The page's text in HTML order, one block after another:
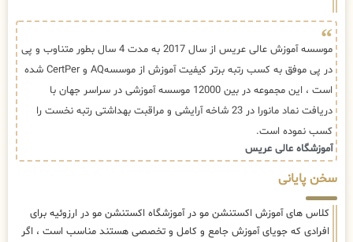
موسسه آموزش عالی عریس از سال 2017 به مدت 4 سال بطور متناوب و پی
در پی موفق به کسب رتبه برتر کیفیت آموزش از موسسهAQ و CertPer شده
است ، این مجموعه در بین 12000 موسسه آموزشی در سراسر جهان با
دریافت نماد مانورا در 23 شاخه آرایشی و مراقبت بهداشتی رتبه نخست را
کسب نموده است.
آموزشگاه عالی عریس
سخن پایانی
کلاس های آموزش اکستنشن مو در آموزشگاه اکستنشن مو در ارزوئیه برای
افرادی که جویای آموزش جامع و کامل و تخصصی هستند مناسب است ، اگر